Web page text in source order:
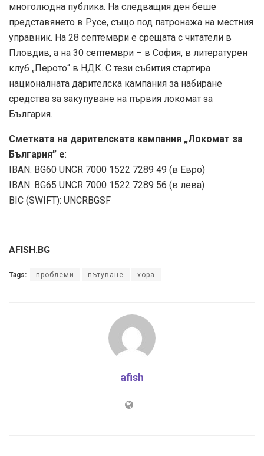
многолюдна публика. На следващия ден беше
представянето в Русе, също под патронажа на местния
управник. На 28 септември е срещата с читатели в
Пловдив, а на 30 септември – в София, в литературен
клуб „Перото“ в НДК. С тези събития стартира
националната дарителска кампания за набиране
средства за закупуване на първия локомат за
България.
Сметката на дарителската кампания „Локомат за
България” е:
IBAN: BG60 UNCR 7000 1522 7289 49 (в Евро)
IBAN: BG65 UNCR 7000 1522 7289 56 (в лева)
BIC (SWIFT): UNCRBGSF
AFISH.BG
Tags: проблеми пътуване хора
afish